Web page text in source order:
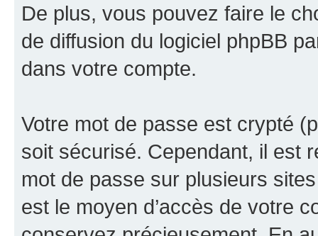
De plus, vous pouvez faire le
de diffusion du logiciel phpBB
dans votre compte.
Votre mot de passe est crypté
soit sécurisé. Cependant, il est
mot de passe sur plusieurs
est le moyen d’accès de votre